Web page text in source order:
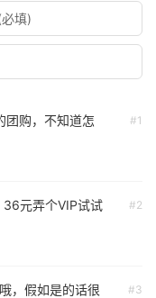
#1
购，不知道怎
#2
36元弄个VIP试试
#3
，假如是的话很